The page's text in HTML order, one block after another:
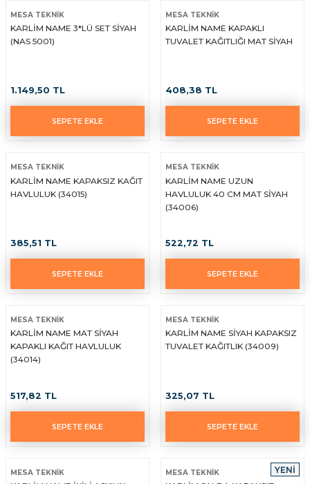
MESA TEKNİK
KARLİM NAME 3*LÜ SET SİYAH
(NAS 5001)
1.149,50 TL
SEPETE EKLE
MESA TEKNİK
KARLİM NAME KAPAKLI
TUVALET KAĞITLIĞI MAT SİYAH
408,38 TL
SEPETE EKLE
MESA TEKNİK
KARLİM NAME KAPAKSIZ KAĞIT
HAVLULUK (34015)
385,51 TL
SEPETE EKLE
MESA TEKNİK
KARLİM NAME UZUN
HAVLULUK 40 CM MAT SİYAH
(34006)
522,72 TL
SEPETE EKLE
MESA TEKNİK
KARLİM NAME MAT SİYAH
KAPAKLI KAĞIT HAVLULUK
(34014)
517,82 TL
SEPETE EKLE
MESA TEKNİK
KARLİM NAME SİYAH KAPAKSIZ
TUVALET KAĞITLIK (34009)
325,07 TL
SEPETE EKLE
MESA TEKNİK YENİ
MESA TEKNİK